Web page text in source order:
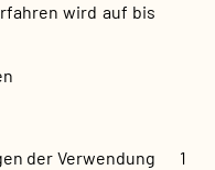
wird auf bis
1
der Verwendung